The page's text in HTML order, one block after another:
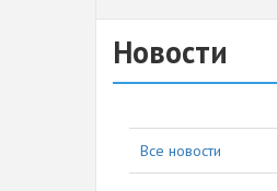
Новости
Все новости